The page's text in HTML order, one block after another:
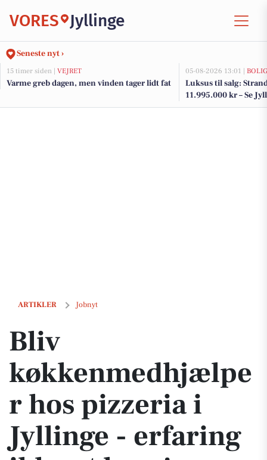
VORES Jyllinge
Seneste nyt ›
15 timer siden | VEJRET
Varme greb dagen, men vinden tager lidt fat
05-08-2026 13:01 |
Luksus til salg:
11.995.000 kr – Se
her
ARTIKLER Jobnyt
Bliv køkkenmedhjælper hos pizzeria i Jyllinge - erfaring ikke et krav!
Bliv
køkkenmedhjælpe
r hos pizzeria i
Jyllinge - erfaring